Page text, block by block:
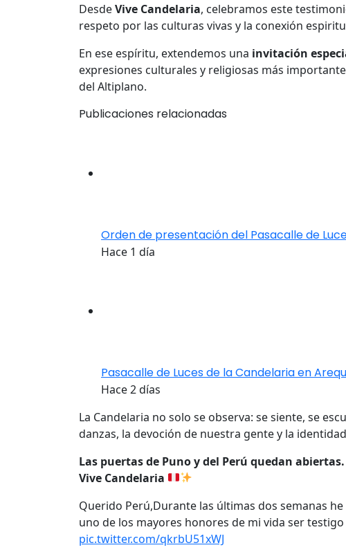
DesdeVive Candelaria, celebramos este
respeto por las culturas vivas y la conexión
En ese espíritu, extendemos una invitación
expresiones culturales y religiosas más
del Altiplano.
Publicaciones relacionadas
Orden de presentación del Pasacalle de
Hace 1 día
Pasacalle de Luces de la Candelaria en
Hace 2 días
La Candelaria no solo se observa: se siente, se
danzas, la devoción de nuestra gente y la
Las puertas de Puno y del Perú quedan abiertas.
Vive Candelaria
Querido Perú,Durante las últimas dos semanas
uno de los mayores honores de mi vida ser
pic.twitter.com/qkrbU51xWJ